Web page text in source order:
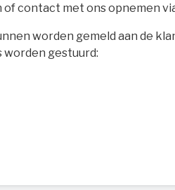
of contact met ons opnemen
worden gemeld aan de
gestuurd: